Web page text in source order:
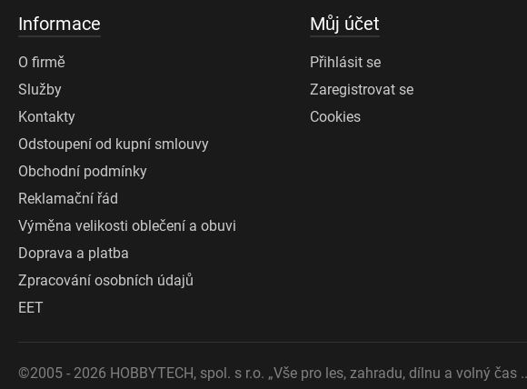
Informace
O firmě
Služby
Kontakty
Odstoupení od kupní smlouvy
Obchodní podmínky
Reklamační řád
Výměna velikosti oblečení a obuvi
Doprava a platba
Zpracování osobních údajů
EET
Můj účet
Přihlásit se
Zaregistrovat se
Cookies
©2005 - 2026 HOBBYTECH, spol. s r.o. „Vše pro les, zahradu, dílnu a volný čas